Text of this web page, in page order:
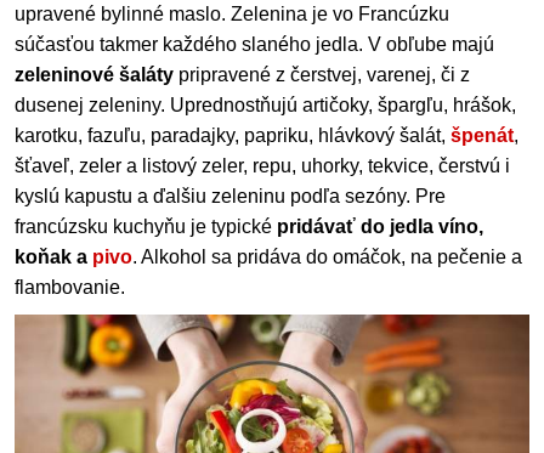
upravené bylinné maslo. Zelenina je vo Francúzku
súčasťou takmer každého slaného jedla. V obľube majú
zeleninové šaláty pripravené z čerstvej, varenej, či z
dusenej zeleniny. Uprednostňujú artičoky, špargľu, hrášok,
karotku, fazuľu, paradajky, papriku, hlávkový šalát, špenát,
šťaveľ, zeler a listový zeler, repu, uhorky, tekvice, čerstvú i
kyslú kapustu a ďalšiu zeleninu podľa sezóny. Pre
francúzsku kuchyňu je typické pridávať do jedla víno,
koňak a ­ pivo. Alkohol sa pridáva do omáčok, na pečenie a
flambovanie.